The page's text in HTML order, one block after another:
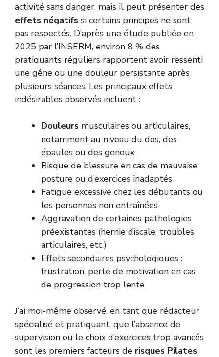
activité sans danger, mais il peut présenter des
effets négatifs si certains principes ne sont
pas respectés. D’après une étude publiée en
2025 par l’INSERM, environ 8 % des
pratiquants réguliers rapportent avoir ressenti
une gêne ou une douleur persistante après
plusieurs séances. Les principaux effets
indésirables observés incluent :
Douleurs musculaires ou articulaires,
notamment au niveau du dos, des
épaules ou des genoux
Risque de blessure en cas de mauvaise
posture ou d’exercices inadaptés
Fatigue excessive chez les débutants ou
les personnes non entraînées
Aggravation de certaines pathologies
préexistantes (hernie discale, troubles
articulaires, etc.)
Effets secondaires psychologiques :
frustration, perte de motivation en cas
de progression trop lente
J’ai moi-même observé, en tant que rédacteur
spécialisé et pratiquant, que l’absence de
supervision ou le choix d’exercices trop avancés
sont les premiers facteurs de risques Pilates